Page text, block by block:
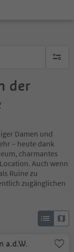
keine
der
Damen und
– heute dank
charmantes
Auch wenn
Ruine zu
zugänglichen
a.d.W.